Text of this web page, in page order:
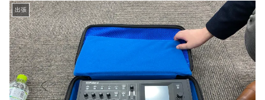
出張